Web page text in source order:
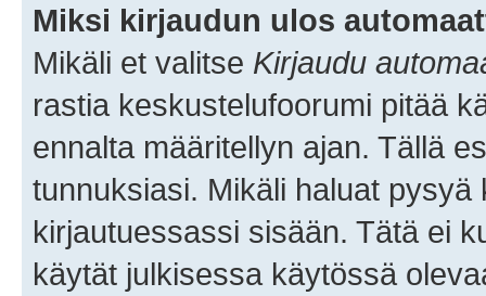
Miksi kirjaudun ulos
Mikäli et valitse Kirjaudu
rastia keskustelufoorumi pitää
ennalta määritellyn ajan. Tällä
tunnuksiasi. Mikäli haluat
kirjautuessassi sisään. Tätä ei
käytät julkisessa käytössä